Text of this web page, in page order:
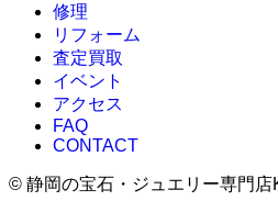
修理
リフォーム
査定買取
イベント
アクセス
FAQ
CONTACT
© 静岡の宝石・ジュエリー専門店